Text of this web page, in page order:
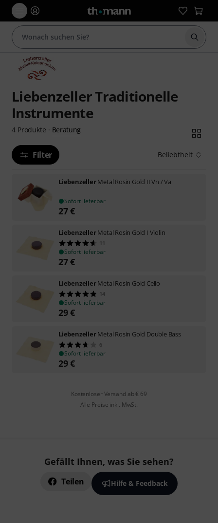
Suche
Liebenzeller Traditionelle
Instrumente
4 Produkte · Beratung
Filter Beliebtheit
LiebenzellerMetal Rosin Gold II Vn / Va
Sofort lieferbar
27€
LiebenzellerMetal Rosin Gold I Violin
11
Sofort lieferbar
27€
LiebenzellerMetal Rosin Gold Cello
14
Sofort lieferbar
29€
LiebenzellerMetal Rosin Gold Double Bass
6
Sofort lieferbar
29€
Kostenloser Versand ab € 69
Alle Preise inkl. MwSt.
Gefällt Ihnen, was Sie sehen?
Teilen Hilfe & Feedback